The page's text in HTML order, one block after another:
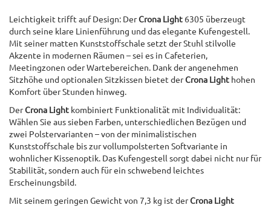
Leichtigkeit trifft auf Design: DerCrona Light 6305 überzeugt
durch seine klare Linienführung und das elegante Kufengestell.
Mit seiner matten Kunststoffschale setzt der Stuhl stilvolle
Akzente in modernen Räumen – sei es in Cafeterien,
Meetingzonen oder Wartebereichen. Dank der angenehmen
Sitzhöhe und optionalen Sitzkissen bietet derCrona Light hohen
Komfort über Stunden hinweg.
DerCrona Light kombiniert Funktionalität mit Individualität:
Wählen Sie aus sieben Farben, unterschiedlichen Bezügen und
zwei Polstervarianten – von der minimalistischen
Kunststoffschale bis zur vollumpolsterten Softvariante in
wohnlicher Kissenoptik. Das Kufengestell sorgt dabei nicht nur für
Stabilität, sondern auch für ein schwebend leichtes
Erscheinungsbild.
Mit seinem geringen Gewicht von 7,3 kg ist derCrona Light